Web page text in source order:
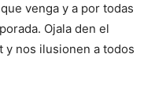
venga y a por todas
Ojala den el
y nos ilusionen a todos